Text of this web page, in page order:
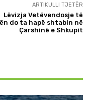
ARTIKULLI TJETËR
Lëvizja Vetëvendosje të
do ta hapë shtabin në
Çarshinë e Shkupit